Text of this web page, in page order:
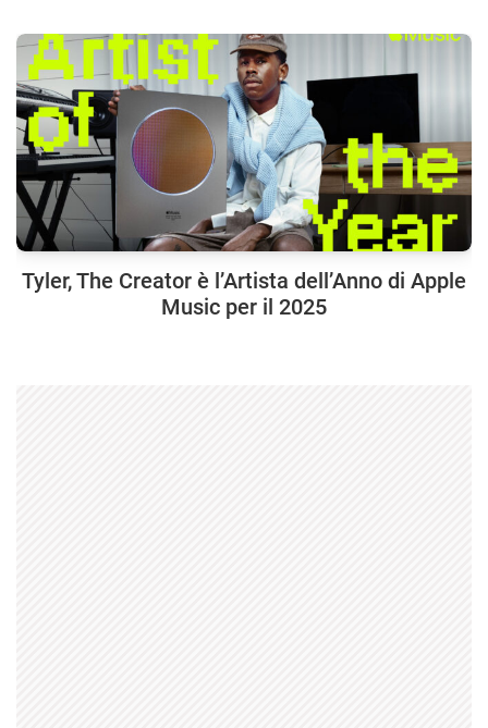
Tyler, The Creator è l’Artista dell’Anno di Apple
Music per il 2025